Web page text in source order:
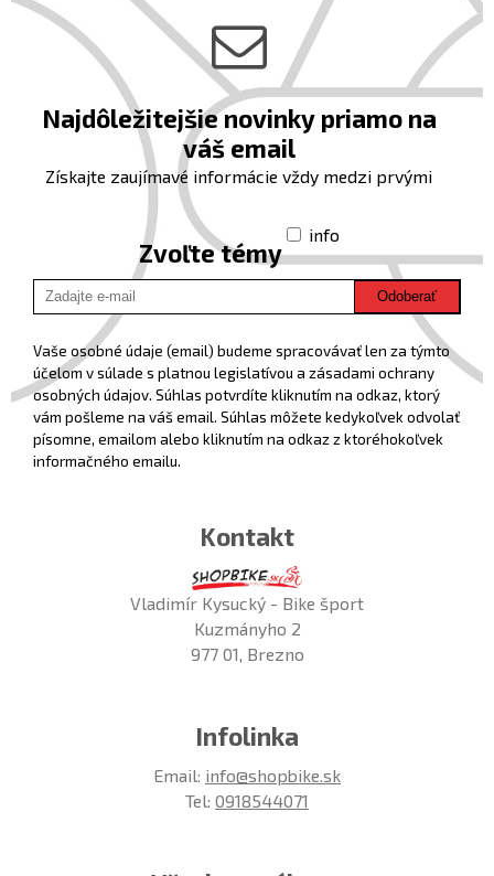
Najdôležitejšie novinky priamo na
váš email
Získajte zaujímavé informácie vždy medzi prvými
Zvoľte témy
info
Odoberať
Vaše osobné údaje (email) budeme spracovávať len za týmto
účelom v súlade s platnou legislatívou a zásadami ochrany
osobných údajov. Súhlas potvrdíte kliknutím na odkaz, ktorý
vám pošleme na váš email. Súhlas môžete kedykoľvek odvolať
písomne, emailom alebo kliknutím na odkaz z ktoréhokoľvek
informačného emailu.
Kontakt
Vladimír Kysucký - Bike šport
Kuzmányho 2
977 01, Brezno
Infolinka
Email: info@shopbike.sk
Tel: 0918544071